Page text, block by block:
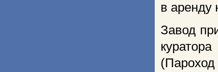
в аренду
Завод